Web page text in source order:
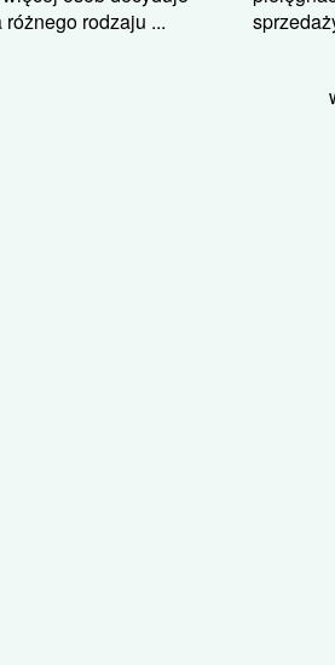
różnego rodzaju ...